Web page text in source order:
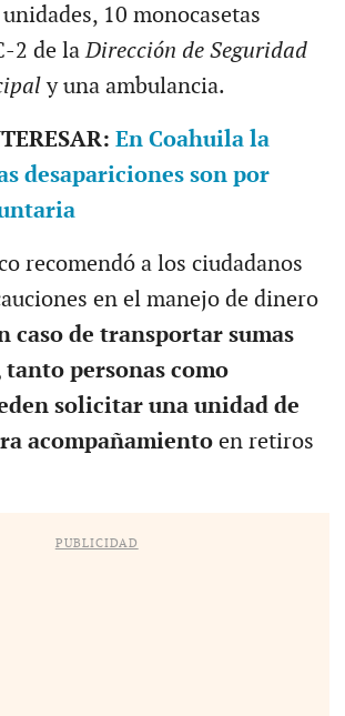
10 monocasetas
2 de laDirección de Seguridad
y una ambulancia.
En Coahuila la
desapariciones son por
recomendó a los ciudadanos
en el manejo de dinero
caso de transportar sumas
personas como
solicitar una unidad de
acompañamientoen retiros
PUBLICIDAD